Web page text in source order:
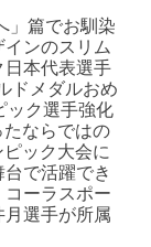
」篇でお馴染
ンのスリム
日本代表選手
ドメダルおめ
ック選手強化
ならではの
ック大会に
で活躍でき
ーラスポー
選手が所属